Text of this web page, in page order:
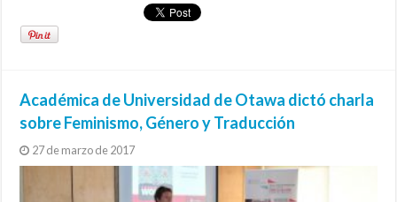
Académica de Universidad de Otawa dictó charla
sobre Feminismo, Género y Traducción
27 de marzo de 2017